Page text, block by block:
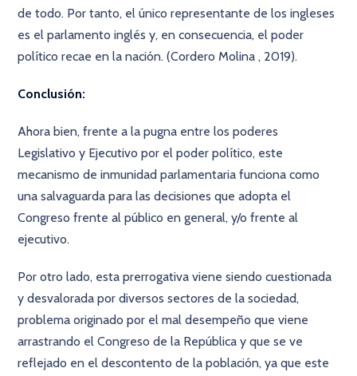
de todo. Por tanto, el único representante de los ingleses
es el parlamento inglés y, en consecuencia, el poder
político recae en la nación. (Cordero Molina , 2019).
Conclusión:
Ahora bien, frente a la pugna entre los poderes
Legislativo y Ejecutivo por el poder político, este
mecanismo de inmunidad parlamentaria funciona como
una salvaguarda para las decisiones que adopta el
Congreso frente al público en general, y/o frente al
ejecutivo.
Por otro lado, esta prerrogativa viene siendo cuestionada
y desvalorada por diversos sectores de la sociedad,
problema originado por el mal desempeño que viene
arrastrando el Congreso de la República y que se ve
reflejado en el descontento de la población, ya que este